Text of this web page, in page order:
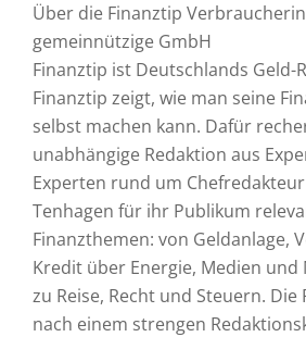
Über die Finanztip
gemeinnützige GmbH
Finanztip ist Deutschlands Geld-
Finanztip zeigt, wie man seine
selbst machen kann. Dafür
unabhängige Redaktion aus
Experten rund um
Tenhagen für ihr Publikum
Finanzthemen: von Geldanlage,
Kredit über Energie, Medien
zu Reise, Recht und Steuern.
nach einem strengen